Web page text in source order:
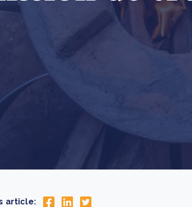
The new
means for
article: